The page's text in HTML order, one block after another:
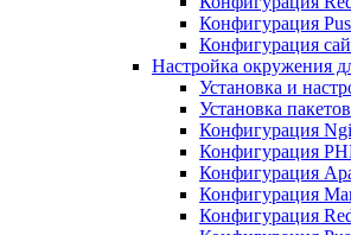
Конфигурация
Конфигурация
Настройка окружения
Установка и
Установка пакетов
Конфигурация
Конфигурация
Конфигурация
Конфигурация
Конфигурация